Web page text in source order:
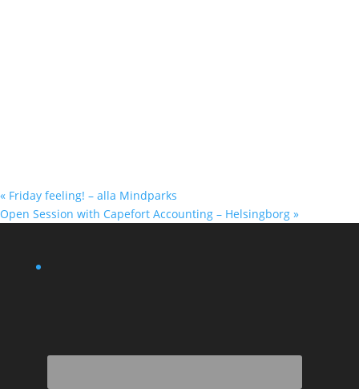
« Friday feeling! – alla Mindparks
Open Session with Capefort Accounting – Helsingborg »